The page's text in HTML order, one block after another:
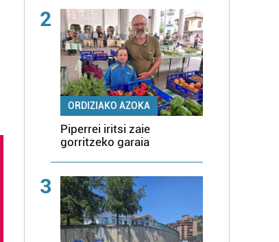
2
ORDIZIAKO AZOKA
Piperrei iritsi zaie
gorritzeko garaia
3